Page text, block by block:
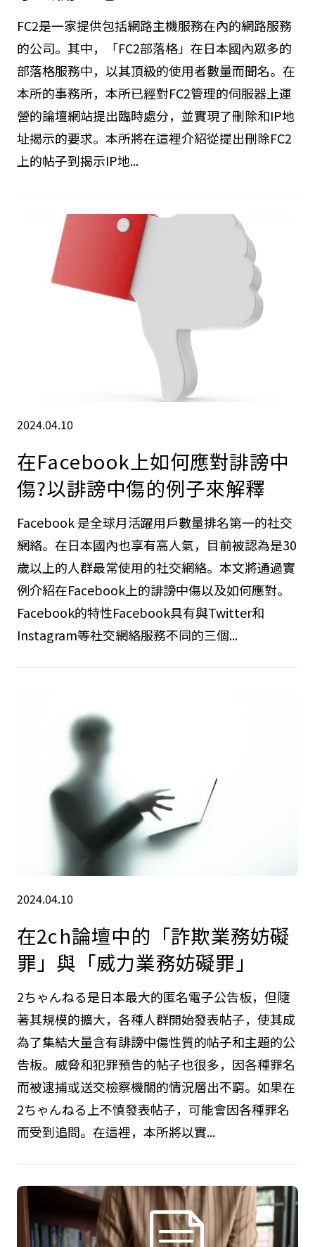
FC2是一家提供包括網路主機服務在內的網路服務
的公司。其中，「FC2部落格」在日本國內眾多的
部落格服務中，以其頂級的使用者數量而聞名。在
本所的事務所，本所已經對FC2管理的伺服器上運
營的論壇網站提出臨時處分，並實現了刪除和IP地
址揭示的要求。本所將在這裡介紹從提出刪除FC2
上的帖子到揭示IP地...
2024.04.10
在Facebook上如何應對誹謗中
傷?以誹謗中傷的例子來解釋
Facebook 是全球月活躍用戶數量排名第一的社交
網絡。在日本國內也享有高人氣，目前被認為是30
歲以上的人群最常使用的社交網絡。本文將通過實
例介紹在Facebook上的誹謗中傷以及如何應對。
Facebook的特性Facebook具有與Twitter和
Instagram等社交網絡服務不同的三個...
2024.04.10
在2ch論壇中的「詐欺業務妨礙
罪」與「威力業務妨礙罪」
2ちゃんねる是日本最大的匿名電子公告板，但隨
著其規模的擴大，各種人群開始發表帖子，使其成
為了集結大量含有誹謗中傷性質的帖子和主題的公
告板。威脅和犯罪預告的帖子也很多，因各種罪名
而被逮捕或送交檢察機關的情況層出不窮。如果在
2ちゃんねる上不慎發表帖子，可能會因各種罪名
而受到追問。在這裡，本所將以實...